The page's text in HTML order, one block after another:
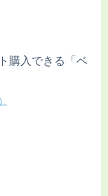
購入できる「ベ